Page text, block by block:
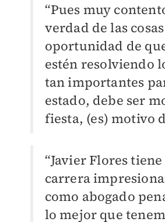
“Pues muy
verdad de las
oportunidad de
estén resolviendo
tan importantes
estado, debe ser
fiesta, (es) motivo
“Javier Flores
carrera
como abogado
lo mejor que